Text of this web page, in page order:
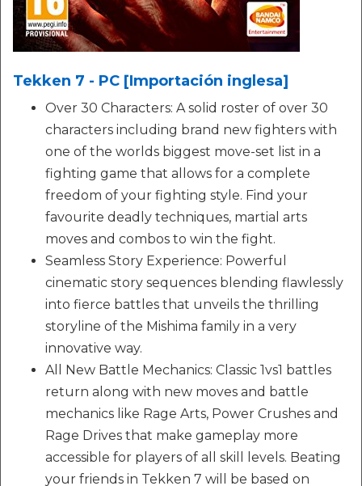
Tekken 7 - PC [Importación inglesa]
Over 30 Characters: A solid roster of over 30
characters including brand new fighters with
one of the worlds biggest move-set list in a
fighting game that allows for a complete
freedom of your fighting style. Find your
favourite deadly techniques, martial arts
moves and combos to win the fight.
Seamless Story Experience: Powerful
cinematic story sequences blending flawlessly
into fierce battles that unveils the thrilling
storyline of the Mishima family in a very
innovative way.
All New Battle Mechanics: Classic 1vs1 battles
return along with new moves and battle
mechanics like Rage Arts, Power Crushes and
Rage Drives that make gameplay more
accessible for players of all skill levels. Beating
your friends in Tekken 7 will be based on